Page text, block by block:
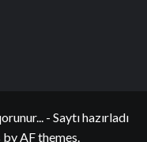
- Saytı hazırladı
by AF themes.